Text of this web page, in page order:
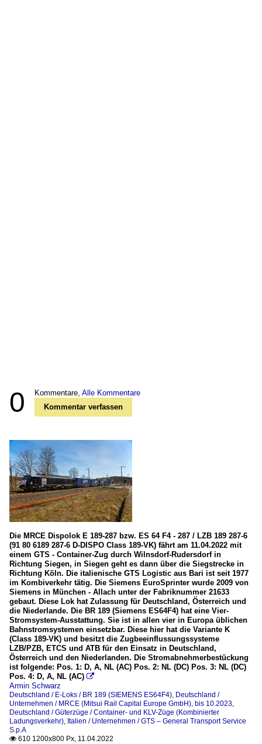
0 Kommentare, Alle Kommentare
Kommentar verfassen
Die MRCE Dispolok E 189-287 bzw. ES 64 F4 - 287 / LZB 189 287-6
(91 80 6189 287-6 D-DISPO Class 189-VK) fährt am 11.04.2022 mit
einem GTS - Container-Zug durch Wilnsdorf-Rudersdorf in
Richtung Siegen, in Siegen geht es dann über die Siegstrecke in
Richtung Köln. Die italienische GTS Logistic aus Bari ist seit 1977
im Kombiverkehr tätig. Die Siemens EuroSprinter wurde 2009 von
Siemens in München - Allach unter der Fabriknummer 21633
gebaut. Diese Lok hat Zulassung für Deutschland, Österreich und
die Niederlande. Die BR 189 (Siemens ES64F4) hat eine Vier-
Stromsystem-Ausstattung. Sie ist in allen vier in Europa üblichen
Bahnstromsystemen einsetzbar. Diese hier hat die Variante K
(Class 189-VK) und besitzt die Zugbeeinflussungssysteme
LZB/PZB, ETCS und ATB für den Einsatz in Deutschland,
Österreich und den Niederlanden. Die Stromabnehmerbestückung
ist folgende: Pos. 1: D, A, NL (AC) Pos. 2: NL (DC) Pos. 3: NL (DC)
Pos. 4: D, A, NL (AC) 
Armin Schwarz
Deutschland / E-Loks / BR 189 (SIEMENS ES64F4), Deutschland /
Unternehmen / MRCE (Mitsui Rail Capital Europe GmbH), bis 10.2023,
Deutschland / Güterzüge / Container- und KLV-Züge (Kombinierter
Ladungsverkehr), Italien / Unternehmen / GTS – General Transport Service
S.p.A
 610 1200x800 Px, 11.04.2022